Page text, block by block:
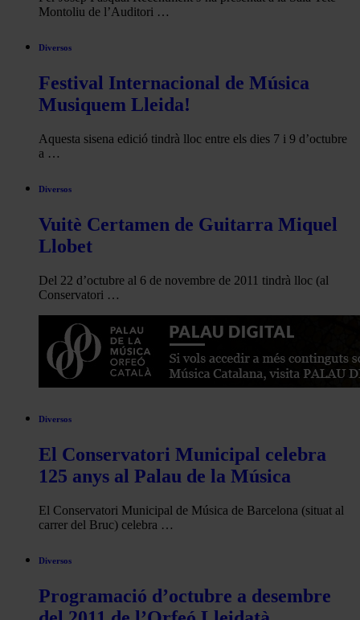
Montoliu de l’Auditori …
Diversos
Festival Internacional de Música
Musiquem Lleida!
Aquesta sisena edició tindrà lloc entre els dies 7 i 9 d’octubre
a …
Diversos
Vuitè Certamen de Guitarra Miquel
Llobet
Del 22 d’octubre al 6 de novembre de 2011 tindrà lloc (al
Conservatori …
Diversos
El Conservatori Municipal celebra
125 anys al Palau de la Música
El Conservatori Municipal de Música de Barcelona (situat al
carrer del Bruc) celebra …
Diversos
Programació d’octubre a desembre